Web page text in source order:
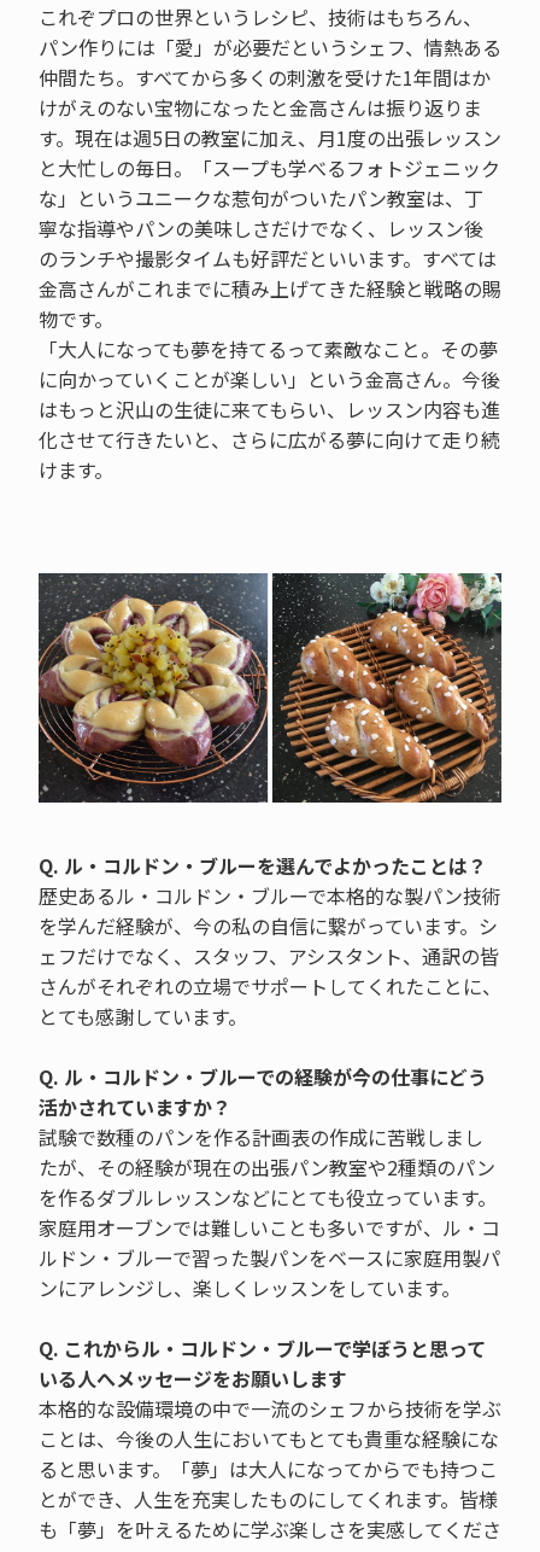
これぞプロの世界というレシピ、技術はもちろん、
パン作りには「愛」が必要だというシェフ、情熱ある
仲間たち。すべてから多くの刺激を受けた1年間はか
けがえのない宝物になったと金高さんは振り返りま
す。現在は週5日の教室に加え、月1度の出張レッスン
と大忙しの毎日。「スープも学べるフォトジェニック
な」というユニークな惹句がついたパン教室は、丁
寧な指導やパンの美味しさだけでなく、レッスン後
のランチや撮影タイムも好評だといいます。すべては
金高さんがこれまでに積み上げてきた経験と戦略の賜
物です。
「大人になっても夢を持てるって素敵なこと。その夢
に向かっていくことが楽しい」という金高さん。今後
はもっと沢山の生徒に来てもらい、レッスン内容も進
化させて行きたいと、さらに広がる夢に向けて走り続
けます。
Q. ル・コルドン・ブルーを選んでよかったことは？
歴史あるル・コルドン・ブルーで本格的な製パン技術
を学んだ経験が、今の私の自信に繋がっています。シ
ェフだけでなく、スタッフ、アシスタント、通訳の皆
さんがそれぞれの立場でサポートしてくれたことに、
とても感謝しています。
Q. ル・コルドン・ブルーでの経験が今の仕事にどう
活かされていますか？
試験で数種のパンを作る計画表の作成に苦戦しまし
たが、その経験が現在の出張パン教室や2種類のパン
を作るダブルレッスンなどにとても役立っています。
家庭用オーブンでは難しいことも多いですが、ル・コ
ルドン・ブルーで習った製パンをベースに家庭用製パ
ンにアレンジし、楽しくレッスンをしています。
Q. これからル・コルドン・ブルーで学ぼうと思って
いる人へメッセージをお願いします
本格的な設備環境の中で一流のシェフから技術を学ぶ
ことは、今後の人生においてもとても貴重な経験にな
ると思います。「夢」は大人になってからでも持つこ
とができ、人生を充実したものにしてくれます。皆様
も「夢」を叶えるために学ぶ楽しさを実感してくださ